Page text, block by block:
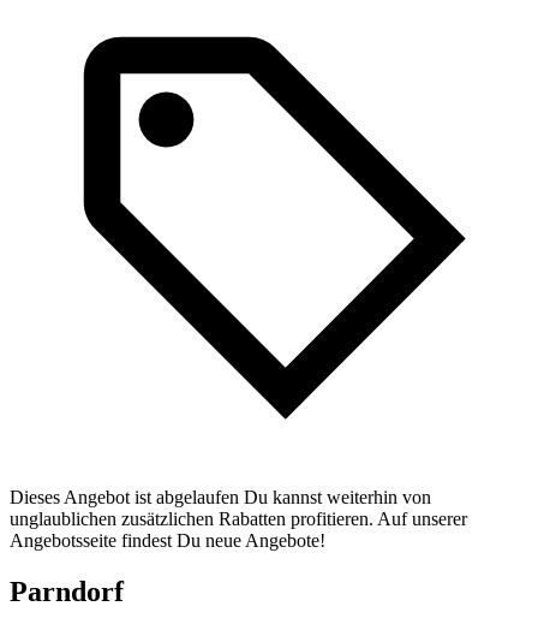
Dieses Angebot ist abgelaufen Du kannst weiterhin von
unglaublichen zusätzlichen Rabatten profitieren. Auf unserer
Angebotsseite findest Du neue Angebote!
Parndorf